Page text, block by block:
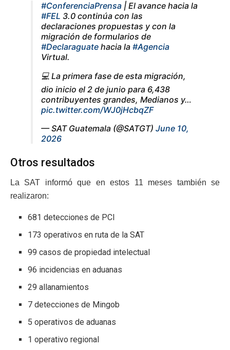
#ConferenciaPrensa | El avance hacia la
#FEL 3.0 continúa con las
declaraciones propuestas y con la
migración de formularios de
#Declaraguate hacia la #Agencia
Virtual.
💻 La primera fase de esta migración,
dio inicio el 2 de junio para 6,438
contribuyentes grandes, Medianos y…
pic.twitter.com/WJ0jHcbqZF
— SAT Guatemala (@SATGT) June 10,
2026
Otros resultados
La SAT informó que en estos 11 meses también se
realizaron:
681 detecciones de PCI
173 operativos en ruta de la SAT
99 casos de propiedad intelectual
96 incidencias en aduanas
29 allanamientos
7 detecciones de Mingob
5 operativos de aduanas
1 operativo regional